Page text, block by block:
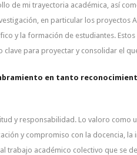
de mi trayectoria académica, así
en particular los proyectos
y la formación de estudiantes. Estos
para proyectar y consolidar el
en tanto
y responsabilidad. Lo valoro como
y compromiso con la docencia, la
trabajo académico colectivo que se